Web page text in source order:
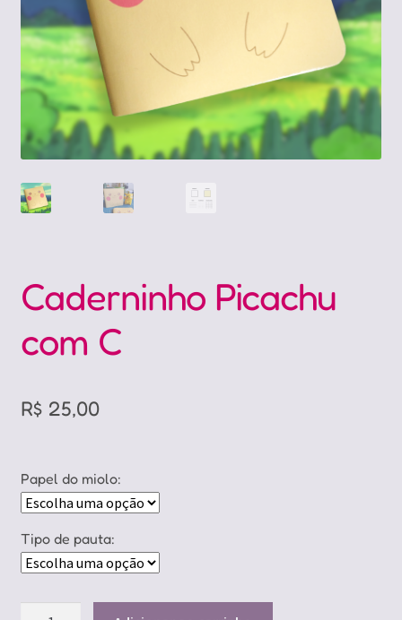
Caderninho Picachu
com C
R$ 25,00
Papel do miolo:
Tipo de pauta: